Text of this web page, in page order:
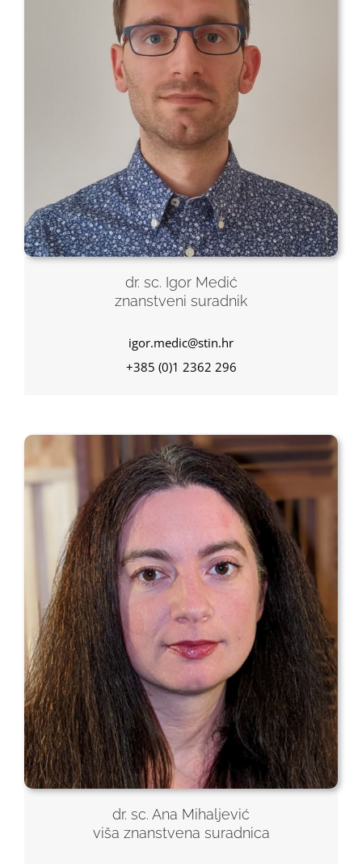
dr. sc. Igor Medić
znanstveni suradnik
igor.medic@stin.hr
+385 (0)1 2362 296
dr. sc. Ana Mihaljević
viša znanstvena suradnica